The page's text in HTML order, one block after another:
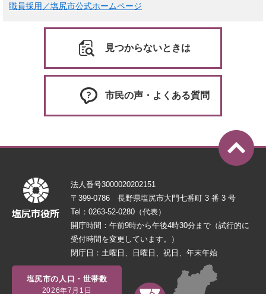
職員採用／塩尻市公式ホームページ
見つからないときは
市民の声・よくある質問
法人番号3000020202151
〒399-0786 長野県塩尻市大門七番町 3 番 3 号
Tel：0263-52-0280（代表）
開庁時間：午前9時から午後4時30分まで（試行的に
受付時間を変更しています。）
閉庁日：土曜日、日曜日、祝日、年末年始
塩尻市の人口・世帯数
2026年7月1日